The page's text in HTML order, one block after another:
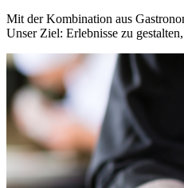
Mit der Kombination aus
Unser Ziel: Erlebnisse zu